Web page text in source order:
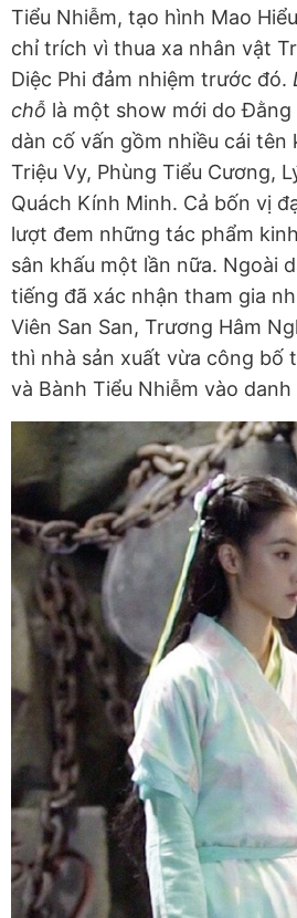
Tiểu Nhiễm, tạo hình Mao
chỉ trích vì thua xa nhân vật
Diệc Phi đảm nhiệm trước đó.
chỗ là một show mới do Đằng
dàn cố vấn gồm nhiều cái tên
Triệu Vy, Phùng Tiểu Cương,
Quách Kính Minh. Cả bốn vị
lượt đem những tác phẩm
sân khấu một lần nữa. Ngoài
tiếng đã xác nhận tham gia
Viên San San, Trương Hâm
thì nhà sản xuất vừa công bố
và Bành Tiểu Nhiễm vào